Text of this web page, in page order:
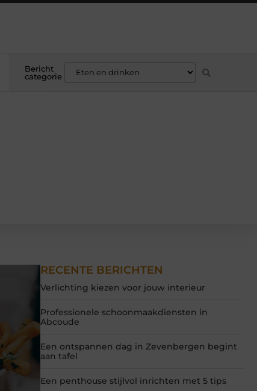
Bericht
categorie
RECENTE BERICHTEN
Verlichting kiezen voor jouw interieur
Professionele schoonmaakdiensten in
Abcoude
Een ontspannen dag in Zevenbergen begint
aan tafel
Een penthouse stijlvol inrichten met 5 tips